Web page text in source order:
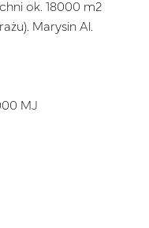
ok. 18000 m2
Marysin Al.
MJ